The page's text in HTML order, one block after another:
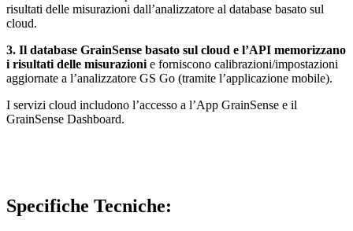
risultati delle misurazioni dall’analizzatore al database basato sul
cloud.
3. Il database GrainSense basato sul cloud e l’API memorizzano
i risultati delle misurazioni e forniscono calibrazioni/impostazioni
aggiornate a l’analizzatore GS Go (tramite l’applicazione mobile).
I servizi cloud includono l’accesso a l’App GrainSense e il
GrainSense Dashboard.
Specifiche Tecniche: